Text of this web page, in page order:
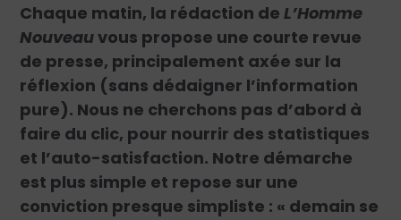
Chaque matin, la rédaction deL’Homme
Nouveauvous propose une courte revue
de presse, principalement axée sur la
réflexion (sans dédaigner l’information
pure). Nous ne cherchons pas d’abord à
faire du clic, pour nourrir des statistiques
et l’auto-satisfaction. Notre démarche
est plus simple et repose sur une
conviction presque simpliste : « demain se